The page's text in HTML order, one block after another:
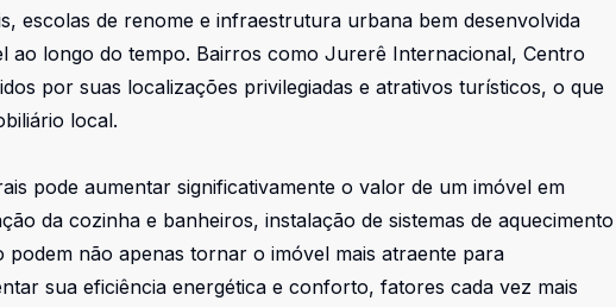
escolas de renome e infraestrutura urbana bem desenvolvida
ao longo do tempo. Bairros como Jurerê Internacional, Centro
por suas localizações privilegiadas e atrativos turísticos, o que
local.
pode aumentar significativamente o valor de um imóvel em
da cozinha e banheiros, instalação de sistemas de aquecimento
não apenas tornar o imóvel mais atraente para
sua eficiência energética e conforto, fatores cada vez mais